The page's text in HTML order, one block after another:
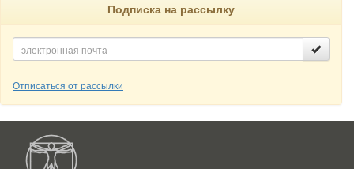
Подписка на рассылку
Отписаться от рассылки